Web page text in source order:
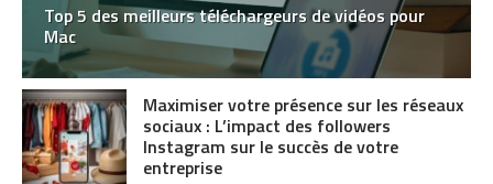
Top 5 des meilleurs téléchargeurs de vidéos pour
Mac
Maximiser votre présence sur les réseaux
sociaux : L’impact des followers
Instagram sur le succès de votre
entreprise